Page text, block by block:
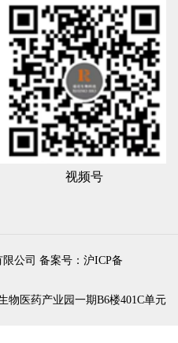
视频号
公司 备案号：沪ICP备
物医药产业园一期B6楼401C单元